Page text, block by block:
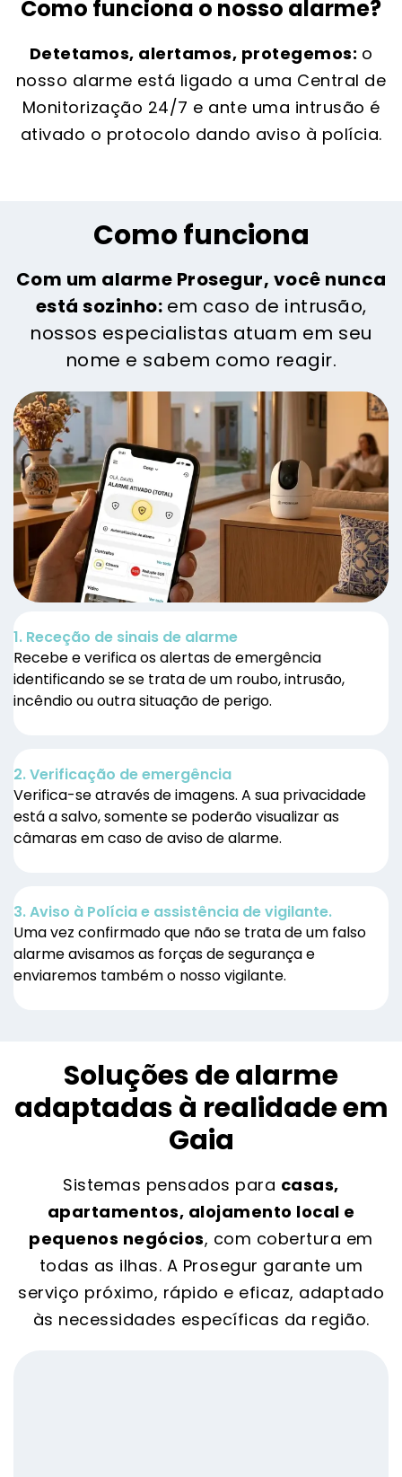
Como funciona o nosso alarme?
Detetamos, alertamos, protegemos: o
nosso alarme está ligado a uma Central de
Monitorização 24/7 e ante uma intrusão é
ativado o protocolo dando aviso à polícia.
Como funciona
Com um alarme Prosegur, você nunca
está sozinho: em caso de intrusão,
nossos especialistas atuam em seu
nome e sabem como reagir.
1. Receção de sinais de alarme
Recebe e verifica os alertas de emergência
identificando se se trata de um roubo, intrusão,
incêndio ou outra situação de perigo.
2. Verificação de emergência
Verifica-se através de imagens. A sua privacidade
está a salvo, somente se poderão visualizar as
câmaras em caso de aviso de alarme.
3. Aviso à Polícia e assistência de vigilante.
Uma vez confirmado que não se trata de um falso
alarme avisamos as forças de segurança e
enviaremos também o nosso vigilante.
Soluções de alarme
adaptadas à realidade em
Gaia
Sistemas pensados para casas,
apartamentos, alojamento local e
pequenos negócios, com cobertura em
todas as ilhas. A Prosegur garante um
serviço próximo, rápido e eficaz, adaptado
às necessidades específicas da região.